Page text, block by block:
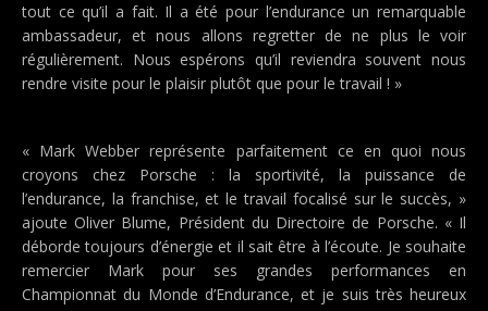
tout ce qu’il a fait. Il a été pour l’endurance un remarquable
ambassadeur, et nous allons regretter de ne plus le voir
régulièrement. Nous espérons qu’il reviendra souvent nous
rendre visite pour le plaisir plutôt que pour le travail ! »
« Mark Webber représente parfaitement ce en quoi nous
croyons chez Porsche : la sportivité, la puissance de
l’endurance, la franchise, et le travail focalisé sur le succès, »
ajoute Oliver Blume, Président du Directoire de Porsche. « Il
déborde toujours d’énergie et il sait être à l’écoute. Je souhaite
remercier Mark pour ses grandes performances en
Championnat du Monde d’Endurance, et je suis très heureux